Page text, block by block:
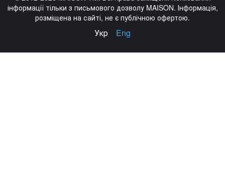
інформації тільки з письмового дозволу MAISON. Інформація,
розміщена на сайті, не є публічною офертою.
Укр Eng